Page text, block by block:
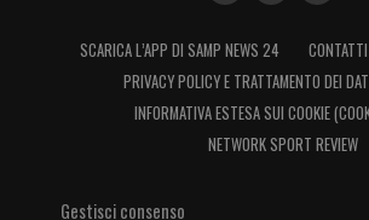
SCARICA L’APP DI SAMP NEWS 24 CONTATTI
PRIVACY POLICY E TRATTAMENTO DEI
INFORMATIVA ESTESA SUI COOKIE
NETWORK SPORT REVIEW
Gestisci consenso